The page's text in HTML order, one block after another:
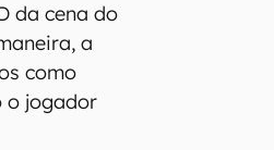
da cena do
a
como
o jogador